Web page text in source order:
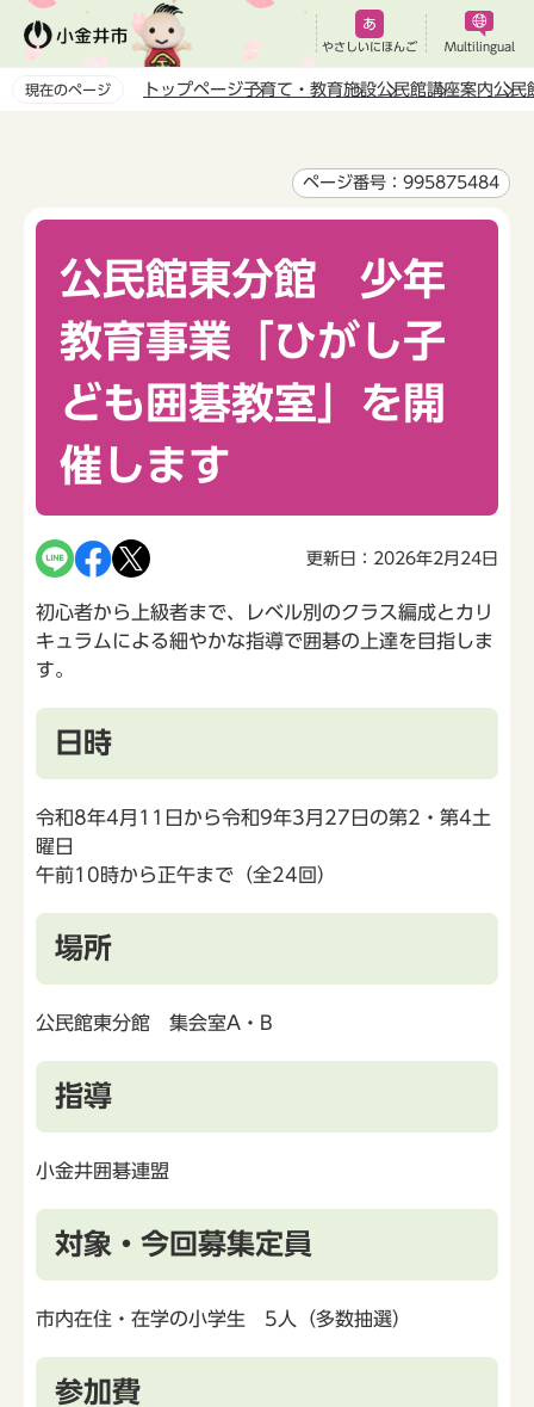
ペ
やさしいにほんご Multilingual
現在のページ トップページ子育て・教育施設公民館講座案内公民
ページ番号：995875484
公民館東分館 少年
教育事業「ひがし子
ども囲碁教室」を開
催します
更新日：2026年2月24日
初心者から上級者まで、レベル別のクラス編成とカリ
キュラムによる細やかな指導で囲碁の上達を目指しま
す。
日時
令和8年4月11日から令和9年3月27日の第2・第4土
曜日
午前10時から正午まで（全24回）
場所
公民館東分館 集会室A・B
指導
小金井囲碁連盟
対象・今回募集定員
市内在住・在学の小学生 5人（多数抽選）
参加費